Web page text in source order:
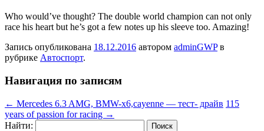
Who would’ve thought? The double world champion can not only
race his heart but he’s got a few notes up his sleeve too. Amazing!
Запись опубликована 18.12.2016 автором adminGWPв
рубрике Автоспорт.
Навигация по записям
← Mercedes 6.3 AMG, BMW-x6,cayenne — тест- драйв 115
years of passion for racing →
Найти: